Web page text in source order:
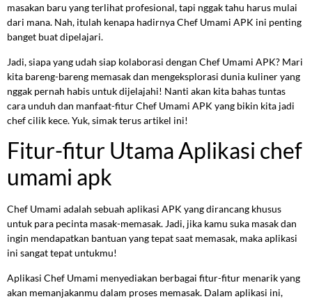
masakan baru yang terlihat profesional, tapi nggak tahu harus mulai
dari mana. Nah, itulah kenapa hadirnya Chef Umami APK ini penting
banget buat dipelajari.
Jadi, siapa yang udah siap kolaborasi dengan Chef Umami APK? Mari
kita bareng-bareng memasak dan mengeksplorasi dunia kuliner yang
nggak pernah habis untuk dijelajahi! Nanti akan kita bahas tuntas
cara unduh dan manfaat-fitur Chef Umami APK yang bikin kita jadi
chef cilik kece. Yuk, simak terus artikel ini!
Fitur-fitur Utama Aplikasi chef
umami apk
Chef Umami adalah sebuah aplikasi APK yang dirancang khusus
untuk para pecinta masak-memasak. Jadi, jika kamu suka masak dan
ingin mendapatkan bantuan yang tepat saat memasak, maka aplikasi
ini sangat tepat untukmu!
Aplikasi Chef Umami menyediakan berbagai fitur-fitur menarik yang
akan memanjakanmu dalam proses memasak. Dalam aplikasi ini,